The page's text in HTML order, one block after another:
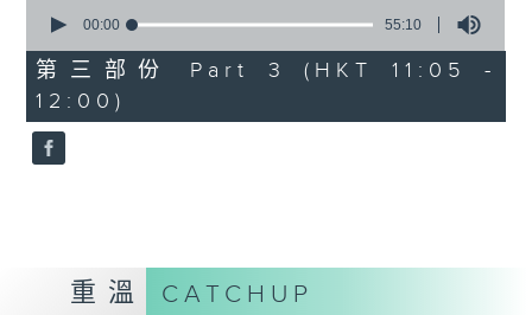
seconds
55
minutes,
10
seconds
00:00 55:10
第三部份 Part 3 (HKT 11:05 -
12:00)
重溫 CATCHUP